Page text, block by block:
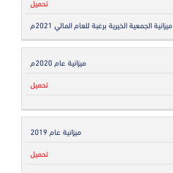
تحميل
ميزانية الجمعية الخيرية برغبة للعام المالي 2021م
ميزانية عام 2020م
تحميل
ميزانية عام 2019
تحميل